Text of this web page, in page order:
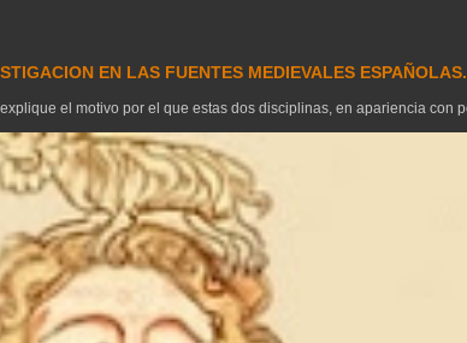
EN LAS FUENTES MEDIEVALES ESPAÑOLAS.
el motivo por el que estas dos disciplinas, en apariencia con